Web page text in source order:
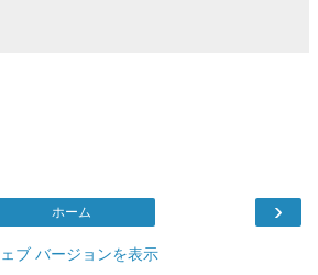
›
ホーム
ブ バージョンを表示